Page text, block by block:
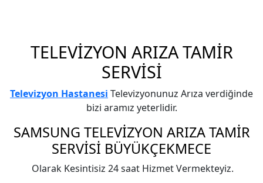
TELEVİZYON ARIZA TAMİR
SERVİSİ
Televizyon Hastanesi Televizyonunuz Arıza verdiğinde
bizi aramız yeterlidir.
SAMSUNG TELEVİZYON ARIZA TAMİR
SERVİSİ BÜYÜKÇEKMECE
Olarak Kesintisiz 24 saat Hizmet Vermekteyiz.